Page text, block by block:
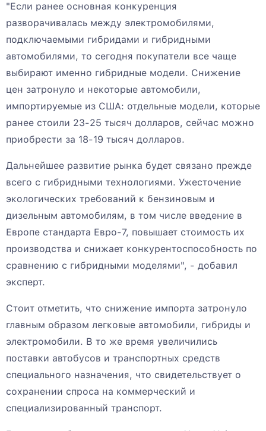
"Если ранее основная конкуренция
разворачивалась между электромобилями,
подключаемыми гибридами и гибридными
автомобилями, то сегодня покупатели все чаще
выбирают именно гибридные модели. Снижение
цен затронуло и некоторые автомобили,
импортируемые из США: отдельные модели, которые
ранее стоили 23-25 тысяч долларов, сейчас можно
приобрести за 18-19 тысяч долларов.
Дальнейшее развитие рынка будет связано прежде
всего с гибридными технологиями. Ужесточение
экологических требований к бензиновым и
дизельным автомобилям, в том числе введение в
Европе стандарта Евро-7, повышает стоимость их
производства и снижает конкурентоспособность по
сравнению с гибридными моделями", - добавил
эксперт.
Стоит отметить, что снижение импорта затронуло
главным образом легковые автомобили, гибриды и
электромобили. В то же время увеличились
поставки автобусов и транспортных средств
специального назначения, что свидетельствует о
сохранении спроса на коммерческий и
специализированный транспорт.